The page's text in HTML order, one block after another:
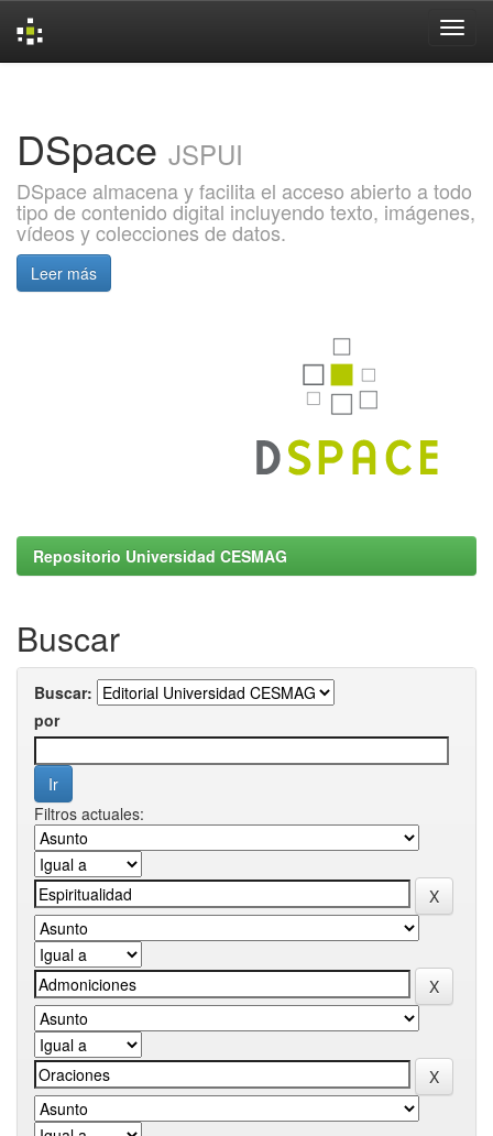
DSpace JSPUI
DSpace almacena y facilita el acceso abierto a todo
tipo de contenido digital incluyendo texto, imágenes,
vídeos y colecciones de datos.
Leer más
Repositorio Universidad CESMAG
Buscar
Buscar:
por
Filtros actuales: